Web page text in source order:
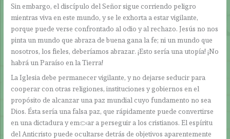
Sin embargo, el discípulo del Señor sigue corriendo peligro
mientras viva en este mundo, y se le exhorta a estar vigilante,
porque puede verse confrontado al odio y al rechazo. Jesús no nos
pinta un mundo que abraza de buena gana la fe; ni un mundo que
nosotros, los fieles, deberíamos abrazar. ¡Esto sería una utopía! ¡No
habrá un Paraíso en la Tierra!
La Iglesia debe permanecer vigilante, y no dejarse seducir para
cooperar con otras religiones, instituciones y gobiernos en el
propósito de alcanzar una paz mundial cuyo fundamento no sea
Dios. Ésta sería una falsa paz, que rápidamente puede convertirse
en una dictadura y empezar a perseguir a los cristianos. El espíritu
del Anticristo puede ocultarse detrás de objetivos aparentemente